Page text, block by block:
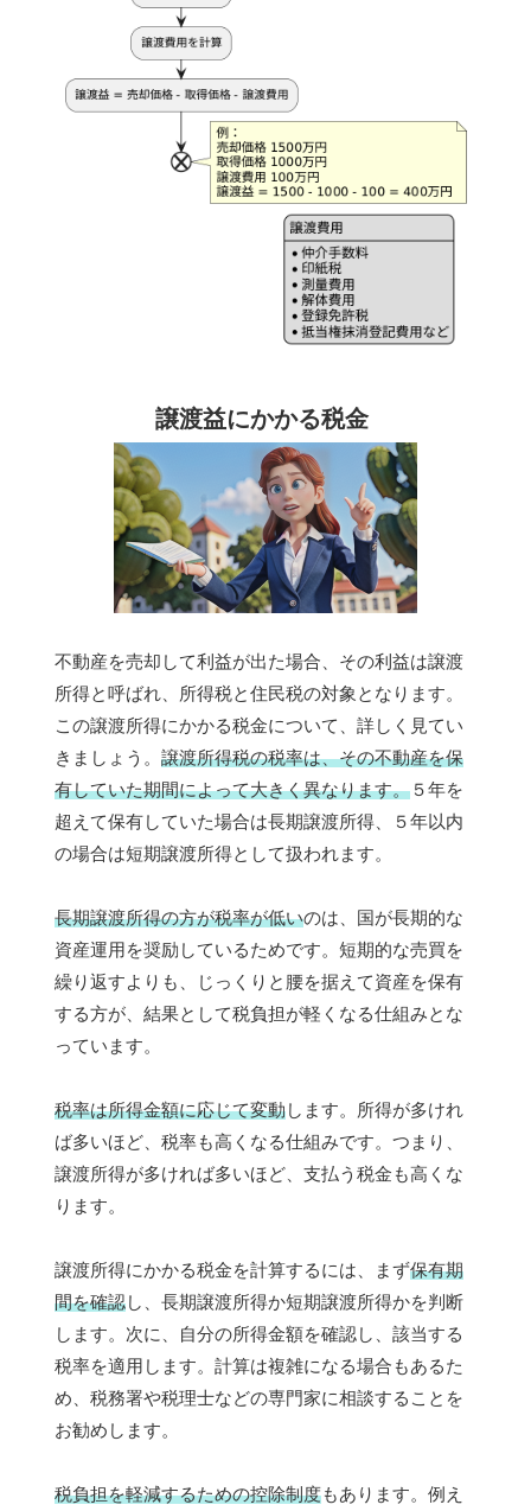
譲渡益にかかる税金
不動産を売却して利益が出た場合、その利益は譲渡
所得と呼ばれ、所得税と住民税の対象となります。
この譲渡所得にかかる税金について、詳しく見てい
きましょう。 譲渡所得税の税率は、その不動産を保
有していた期間によって大きく異なります。 ５年を
超えて保有していた場合は長期譲渡所得、５年以内
の場合は短期譲渡所得として扱われます。
長期譲渡所得の方が税率が低いのは、国が長期的な
資産運用を奨励しているためです。短期的な売買を
繰り返すよりも、じっくりと腰を据えて資産を保有
する方が、結果として税負担が軽くなる仕組みとな
っています。
税率は所得金額に応じて変動します。所得が多けれ
ば多いほど、税率も高くなる仕組みです。つまり、
譲渡所得が多ければ多いほど、支払う税金も高くな
ります。
譲渡所得にかかる税金を計算するには、まず保有期
間を確認し、長期譲渡所得か短期譲渡所得かを判断
します。次に、自分の所得金額を確認し、該当する
税率を適用します。計算は複雑になる場合もあるた
め、税務署や税理士などの専門家に相談することを
お勧めします。
税負担を軽減するための控除制度もあります。例え